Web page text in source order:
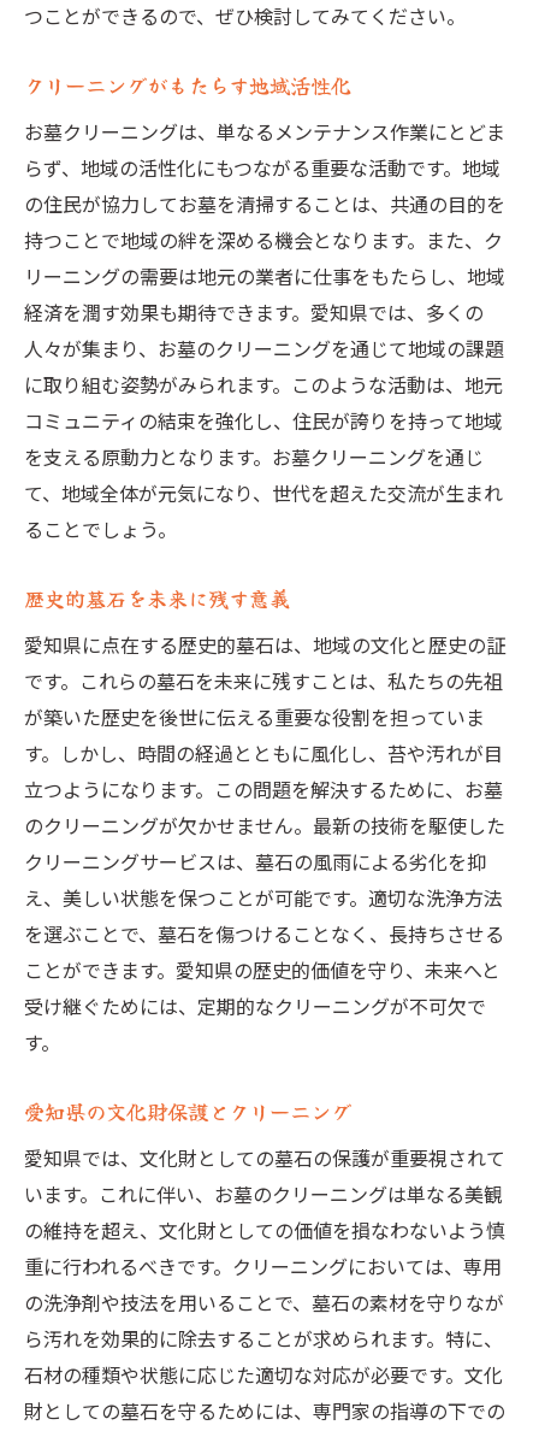
つことができるので、ぜひ検討してみてください。
クリーニングがもたらす地域活性化
お墓クリーニングは、単なるメンテナンス作業にとどま
らず、地域の活性化にもつながる重要な活動です。地域
の住民が協力してお墓を清掃することは、共通の目的を
持つことで地域の絆を深める機会となります。また、ク
リーニングの需要は地元の業者に仕事をもたらし、地域
経済を潤す効果も期待できます。愛知県では、多くの
人々が集まり、お墓のクリーニングを通じて地域の課題
に取り組む姿勢がみられます。このような活動は、地元
コミュニティの結束を強化し、住民が誇りを持って地域
を支える原動力となります。お墓クリーニングを通じ
て、地域全体が元気になり、世代を超えた交流が生まれ
ることでしょう。
歴史的墓石を未来に残す意義
愛知県に点在する歴史的墓石は、地域の文化と歴史の証
です。これらの墓石を未来に残すことは、私たちの先祖
が築いた歴史を後世に伝える重要な役割を担っていま
す。しかし、時間の経過とともに風化し、苔や汚れが目
立つようになります。この問題を解決するために、お墓
のクリーニングが欠かせません。最新の技術を駆使した
クリーニングサービスは、墓石の風雨による劣化を抑
え、美しい状態を保つことが可能です。適切な洗浄方法
を選ぶことで、墓石を傷つけることなく、長持ちさせる
ことができます。愛知県の歴史的価値を守り、未来へと
受け継ぐためには、定期的なクリーニングが不可欠で
す。
愛知県の文化財保護とクリーニング
愛知県では、文化財としての墓石の保護が重要視されて
います。これに伴い、お墓のクリーニングは単なる美観
の維持を超え、文化財としての価値を損なわないよう慎
重に行われるべきです。クリーニングにおいては、専用
の洗浄剤や技法を用いることで、墓石の素材を守りなが
ら汚れを効果的に除去することが求められます。特に、
石材の種類や状態に応じた適切な対応が必要です。文化
財としての墓石を守るためには、専門家の指導の下での